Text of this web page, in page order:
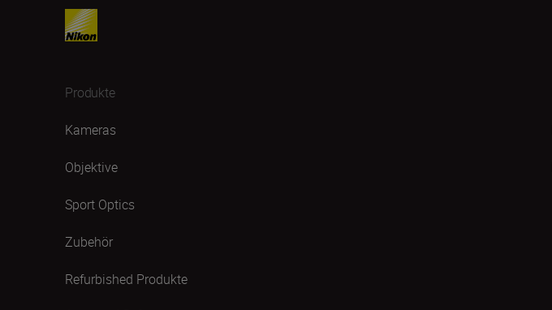
Produkte
Kameras
Objektive
Sport Optics
Zubehör
Refurbished Produkte